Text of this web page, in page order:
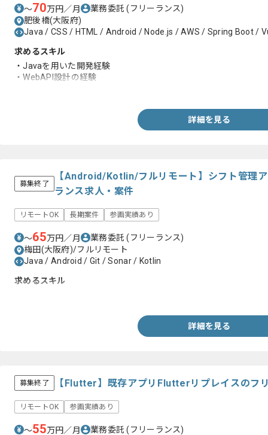
〜70万円／月 業務委託(フリーランス)
肥後橋(大阪府)
Java / CSS / HTML / Android / Node.js / AWS / Spring Boot /
求めるスキル
・Javaを用いた開発経験
・WebAPI設計の経験
詳細を見る
募集終了
【Android/Kotlin/フルリモート】シフト管理
ランス求人・案件
リモートOK 長期案件 参画実績あり
〜65万円／月 業務委託(フリーランス)
梅田(大阪府)/フルリモート
Java / Android / Git / Sonar / Kotlin
求めるスキル
詳細を見る
募集終了 【Flutter】既存アプリFlutterリプレイスのフ
リモートOK 参画実績あり
〜55万円／月 業務委託(フリーランス)